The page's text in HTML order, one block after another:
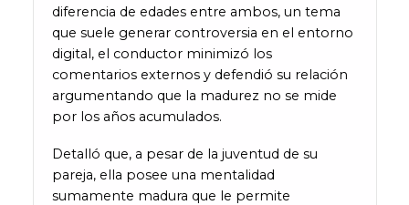
diferencia de edades entre ambos, un tema
que suele generar controversia en el entorno
digital, el conductor minimizó los
comentarios externos y defendió su relación
argumentando que la madurez no se mide
por los años acumulados.
Detalló que, a pesar de la juventud de su
pareja, ella posee una mentalidad
sumamente madura que le permite